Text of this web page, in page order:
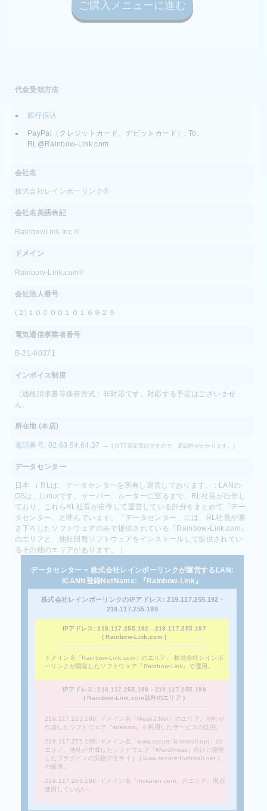
代金受領方法
銀行振込
PayPal（クレジットカード、デビットカード）: To.
RL@Rainbow-Link.com
会社名
株式会社レインボーリンク®
会社名英語表記
RainbowLink Inc.®
ドメイン
Rainbow-Link.com®
会社法人番号
(２)１００００１０１６９２５
電気通信事業者番号
B-21-00371
インボイス制度
（適格請求書等保存方式）非対応です。 対応する予定はございませ
ん。
所在地 (本店)
電話番号: 02.63.54.64.37 → ( NTT固定電話ですので、通話料がかかります。)
データセンター
日本 （ RLは、データセンターを所有し運営しております。 : LANの
OSは、Linuxです。サーバー、ルーターに至るまで、RL社長が自作し
ており、これらRL社長が自作して運営している部分をまとめて「デー
タセンター」と呼んでいます。「データセンター」には、RL社長が書
き下ろしたソフトウェアのみで提供されている『Rainbow-Link.com』
のエリアと、他社開発ソフトウェアをインストールして提供されてい
るその他のエリアがあります。 ）
データセンター = 株式会社レインボーリンクが運営するLAN:
ICANN登録NetName: 『Rainbow-Link』
株式会社レインボーリンクのIPアドレス: 219.117.255.192 -
219.117.255.199
IPアドレス: 219.117.255.192 - 219.117.255.197
( Rainbow-Link.com )
ドメイン名「Rainbow-Link.com」のエリア。株式会社レインボ
ーリンクが開発したソフトウェア『Rainbow-Link』で運用
IPアドレス: 219.117.255.198 - 219.117.255.199
( Rainbow-Link.com以外のエリア )
219.117.255.199: ドメイン名「 Mesh2.Net 」のエリア。他社が
作成したソフトウェア『streams』を利用したサービスの提供。
219.117.255.198: ドメイン名「www.secure-formmail.net 」の
エリア。他社が作成したソフトウェア『WordPress 』向けに開発
したプラグインの実物デモサイト ( www.secure-formmail.net )
の提供。
219.117.255.198: ドメイン名「 mokulen.com 」のエリア。現在
使用していない。